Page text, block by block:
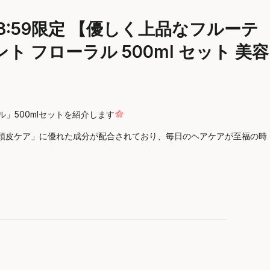
限定 【優しく上品なフルーテ
ト フローラル 500ml セット 美容
」500mlセットを紹介します
皮ケア」に優れた成分が配合されており、毎日のヘアケアが至福の時